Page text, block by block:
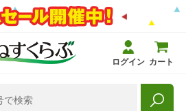
ログイン カート